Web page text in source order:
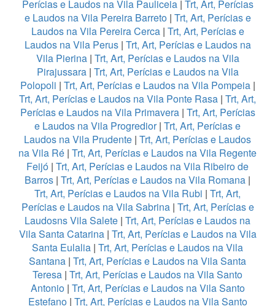
Perícias e Laudos na Vila Pauliceia| Trt, Art, Perícias
e Laudos na Vila Pereira Barreto| Trt, Art, Perícias e
Laudos na Vila Pereira Cerca| Trt, Art, Perícias e
Laudos na Vila Perus| Trt, Art, Perícias e Laudos na
Vila Pierina| Trt, Art, Perícias e Laudos na Vila
Pirajussara| Trt, Art, Perícias e Laudos na Vila
Polopoli | Trt, Art, Perícias e Laudos na Vila Pompeia|
Trt, Art, Perícias e Laudos na Vila Ponte Rasa | Trt, Art,
Perícias e Laudos na Vila Primavera| Trt, Art, Perícias
e Laudos na Vila Progredior| Trt, Art, Perícias e
Laudos na Vila Prudente | Trt, Art, Perícias e Laudos
na Vila Ré | Trt, Art, Perícias e Laudos na Vila Regente
Feijó | Trt, Art, Perícias e Laudos na Vila Ribeiro de
Barros | Trt, Art, Perícias e Laudos na Vila Romana |
Trt, Art, Perícias e Laudos na Vila Rubi | Trt, Art,
Perícias e Laudos na Vila Sabrina| Trt, Art, Perícias e
Laudosns Vila Salete | Trt, Art, Perícias e Laudos na
Vila Santa Catarina| Trt, Art, Perícias e Laudos na Vila
Santa Eulalia | Trt, Art, Perícias e Laudos na Vila
Santana | Trt, Art, Perícias e Laudos na Vila Santa
Teresa | Trt, Art, Perícias e Laudos na Vila Santo
Antonio| Trt, Art, Perícias e Laudos na Vila Santo
Estefano| Trt, Art, Perícias e Laudos na Vila Santo